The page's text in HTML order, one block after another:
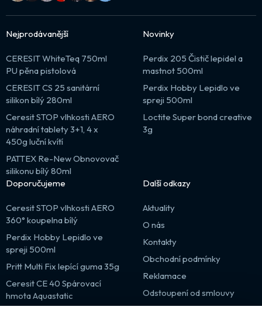
Nejprodávanější
CERESIT WhiteTeq 750ml
PU pěna pistolová
CERESIT CS 25 sanitární
silikon bílý 280ml
Ceresit STOP vlhkosti AERO
náhradní tablety 3+1, 4 x
450g luční kvítí
PATTEX Re-New Obnovovač
silikonu bílý 80ml
Novinky
Perdix 205 Čistič lepidel a
mastnot 500ml
Perdix Hobby Lepidlo ve
spreji 500ml
Loctite Super bond creative
3g
Doporučujeme
Ceresit STOP vlhkosti AERO
360° koupelna bílý
Perdix Hobby Lepidlo ve
spreji 500ml
Pritt Multi Fix lepící guma 35g
Ceresit CE 40 Spárovací
hmota Aquastatic
Další odkazy
Aktuality
O nás
Kontakty
Obchodní podmínky
Reklamace
Odstoupení od smlouvy
Výprodej